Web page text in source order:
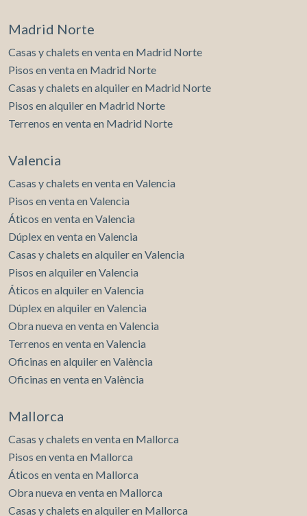
Madrid Norte
Casas y chalets en venta en Madrid Norte
Pisos en venta en Madrid Norte
Casas y chalets en alquiler en Madrid Norte
Pisos en alquiler en Madrid Norte
Terrenos en venta en Madrid Norte
Valencia
Casas y chalets en venta en Valencia
Pisos en venta en Valencia
Áticos en venta en Valencia
Dúplex en venta en Valencia
Casas y chalets en alquiler en Valencia
Pisos en alquiler en Valencia
Áticos en alquiler en Valencia
Dúplex en alquiler en Valencia
Obra nueva en venta en Valencia
Terrenos en venta en Valencia
Oficinas en alquiler en València
Oficinas en venta en València
Mallorca
Casas y chalets en venta en Mallorca
Pisos en venta en Mallorca
Áticos en venta en Mallorca
Obra nueva en venta en Mallorca
Casas y chalets en alquiler en Mallorca